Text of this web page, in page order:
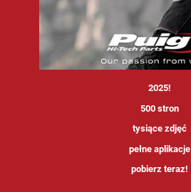
2025!
500 stron
tysiące zdjęć
pełne aplikacje
pobierz teraz!